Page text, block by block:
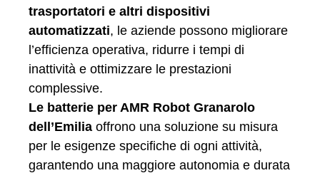
trasportatori e altri dispositivi
automatizzati, le aziende possono migliorare
l’efficienza operativa, ridurre i tempi di
inattività e ottimizzare le prestazioni
complessive.
Le batterie per AMR Robot Granarolo
dell’Emilia offrono una soluzione su misura
per le esigenze specifiche di ogni attività,
garantendo una maggiore autonomia e durata